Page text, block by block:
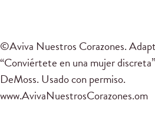
©Aviva Nuestros Corazones.
“Conviértete en una mujer
DeMoss. Usado con permiso.
www.AvivaNuestrosCorazones.om